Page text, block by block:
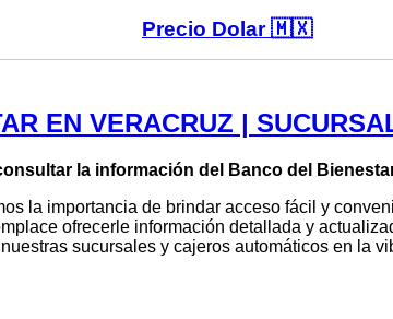
Precio Dolar 🇲🇽
EN VERACRUZ |
la información del Banco del
la importancia de brindar acceso fácil y
ofrecerle información detallada y
sucursales y cajeros automáticos en la